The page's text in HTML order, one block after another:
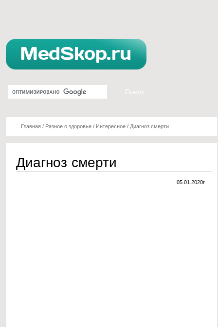
Главная / Разное о здоровье / Интересное / Диагноз смерти
Диагноз смерти
05.01.2020г.